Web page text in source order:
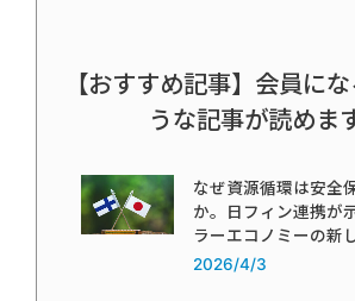
【おすすめ記事】会員に
うな記事が読めます
なぜ資源循環は安全
か。日フィン連携が
ラーエコノミーの新
2026/4/3